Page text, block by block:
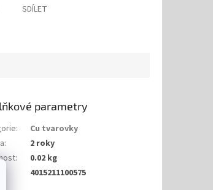
SDÍLET
parametry
:
Cu tvarovky
:
2 roky
:
0.02 kg
4015211100575